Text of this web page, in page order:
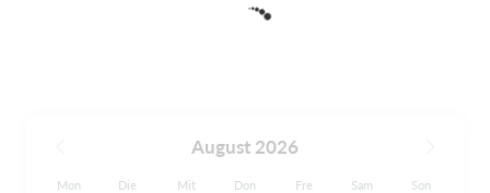
August 2026
Mon Die Mit Don Fre Sam Son